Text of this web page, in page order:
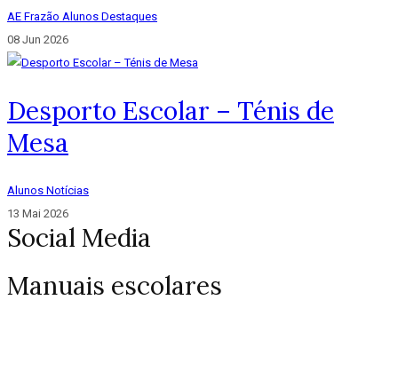
AE Frazão Alunos Destaques
08 Jun 2026
Desporto Escolar – Ténis de
Mesa
Alunos Notícias
13 Mai 2026
Social Media
Manuais escolares